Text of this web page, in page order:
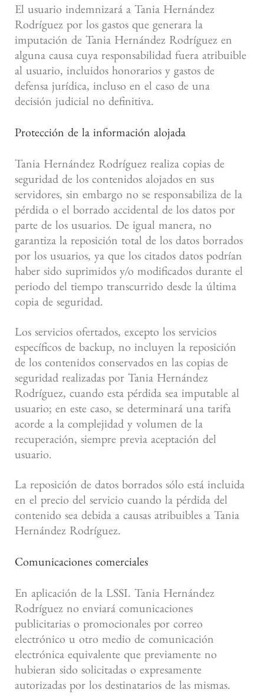
El usuario indemnizará a Tania Hernández
Rodríguez por los gastos que generara la
imputación de Tania Hernández Rodríguez en
alguna causa cuya responsabilidad fuera atribuible
al usuario, incluidos honorarios y gastos de
defensa jurídica, incluso en el caso de una
decisión judicial no definitiva.
Protección de la información alojada
Tania Hernández Rodríguez realiza copias de
seguridad de los contenidos alojados en sus
servidores, sin embargo no se responsabiliza de la
pérdida o el borrado accidental de los datos por
parte de los usuarios. De igual manera, no
garantiza la reposición total de los datos borrados
por los usuarios, ya que los citados datos podrían
haber sido suprimidos y/o modificados durante el
periodo del tiempo transcurrido desde la última
copia de seguridad.
Los servicios ofertados, excepto los servicios
específicos de backup, no incluyen la reposición
de los contenidos conservados en las copias de
seguridad realizadas por Tania Hernández
Rodríguez, cuando esta pérdida sea imputable al
usuario; en este caso, se determinará una tarifa
acorde a la complejidad y volumen de la
recuperación, siempre previa aceptación del
usuario.
La reposición de datos borrados sólo está incluida
en el precio del servicio cuando la pérdida del
contenido sea debida a causas atribuibles a Tania
Hernández Rodríguez.
Comunicaciones comerciales
En aplicación de la LSSI. Tania Hernández
Rodríguez no enviará comunicaciones
publicitarias o promocionales por correo
electrónico u otro medio de comunicación
electrónica equivalente que previamente no
hubieran sido solicitadas o expresamente
autorizadas por los destinatarios de las mismas.